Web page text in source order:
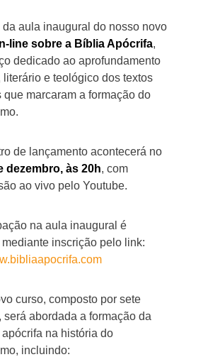
da aula inaugural do nosso novo
line sobre a Bíblia Apócrifa,
dedicado ao aprofundamento
literário e teológico dos textos
que marcaram a formação do
de lançamento acontecerá no
dezembro, às 20h, com
ao vivo pelo Youtube.
na aula inaugural é
mediante inscrição pelo link:
curso, composto por sete
será abordada a formação da
apócrifa na história do
incluindo: